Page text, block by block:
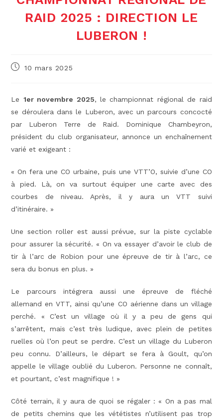
RAID 2025 : DIRECTION LE
LUBERON !
Publication
10 mars 2025
Le 1er novembre 2025, le championnat régional de raid
se déroulera dans le Luberon, avec un parcours concocté
par Luberon Terre de Raid. Dominique Chambeyron,
président du club organisateur, annonce un enchaînement
varié et exigeant :
« On fera une CO urbaine, puis une VTT’O, suivie d’une CO
à pied. Là, on va surtout équiper une carte avec des
courbes de niveau. Après, il y aura un VTT suivi
d’itinéraire. »
Une section roller est aussi prévue, sur la piste cyclable
pour assurer la sécurité. « On va essayer d’avoir le club de
tir à l’arc de Robion pour une épreuve de tir à l’arc, ce
sera du bonus en plus. »
Le parcours intégrera aussi une épreuve de fléché
allemand en VTT, ainsi qu’une CO aérienne dans un village
perché. « C’est un village où il y a peu de gens qui
s’arrêtent, mais c’est très ludique, avec plein de petites
ruelles où l’on peut se perdre. C’est un village du Luberon
peu connu. D’ailleurs, le départ se fera à Goult, qu’on
appelle le village oublié du Luberon. Personne ne connaît,
et pourtant, c’est magnifique ! »
Côté terrain, il y aura de quoi se régaler : « On a pas mal
de petits chemins que les vététistes n’utilisent pas trop